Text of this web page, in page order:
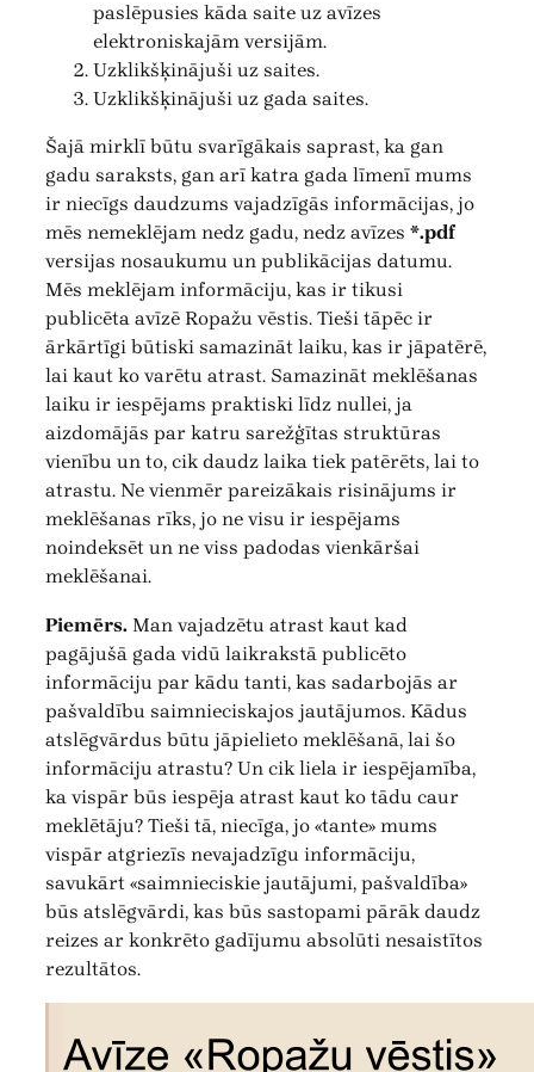
paslēpusies kāda saite uz avīzes
elektroniskajām versijām.
Uzklikšķinājuši uz saites.
Uzklikšķinājuši uz gada saites.
Šajā mirklī būtu svarīgākais saprast, ka gan
gadu saraksts, gan arī katra gada līmenī mums
ir niecīgs daudzums vajadzīgās informācijas, jo
mēs nemeklējam nedz gadu, nedz avīzes *.pdf
versijas nosaukumu un publikācijas datumu.
Mēs meklējam informāciju, kas ir tikusi
publicēta avīzē Ropažu vēstis. Tieši tāpēc ir
ārkārtīgi būtiski samazināt laiku, kas ir jāpatērē,
lai kaut ko varētu atrast. Samazināt meklēšanas
laiku ir iespējams praktiski līdz nullei, ja
aizdomājās par katru sarežģītas struktūras
vienību un to, cik daudz laika tiek patērēts, lai to
atrastu. Ne vienmēr pareizākais risinājums ir
meklēšanas rīks, jo ne visu ir iespējams
noindeksēt un ne viss padodas vienkāršai
meklēšanai.
Piemērs. Man vajadzētu atrast kaut kad
pagājušā gada vidū laikrakstā publicēto
informāciju par kādu tanti, kas sadarbojās ar
pašvaldību saimnieciskajos jautājumos. Kādus
atslēgvārdus būtu jāpielieto meklēšanā, lai šo
informāciju atrastu? Un cik liela ir iespējamība,
ka vispār būs iespēja atrast kaut ko tādu caur
meklētāju? Tieši tā, niecīga, jo «tante» mums
vispār atgriezīs nevajadzīgu informāciju,
savukārt «saimnieciskie jautājumi, pašvaldība»
būs atslēgvārdi, kas būs sastopami pārāk daudz
reizes ar konkrēto gadījumu absolūti nesaistītos
rezultātos.